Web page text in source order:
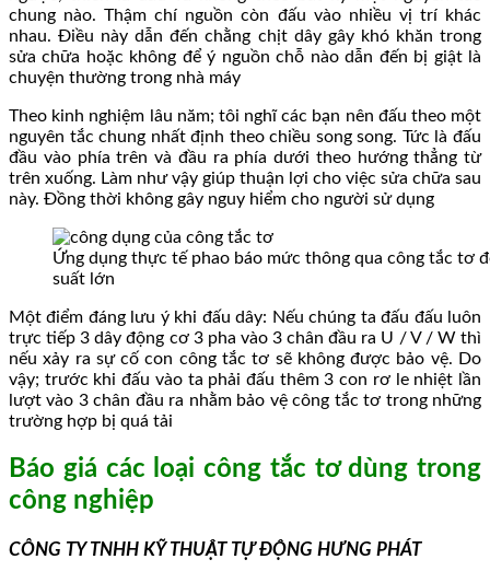
chung nào. Thậm chí nguồn còn đấu vào nhiều vị trí khác
nhau. Điều này dẫn đến chằng chịt dây gây khó khăn trong
sửa chữa hoặc không để ý nguồn chỗ nào dẫn đến bị giật là
chuyện thường trong nhà máy
Theo kinh nghiệm lâu năm; tôi nghĩ các bạn nên đấu theo một
nguyên tắc chung nhất định theo chiều song song. Tức là đấu
đầu vào phía trên và đầu ra phía dưới theo hướng thẳng từ
trên xuống. Làm như vậy giúp thuận lợi cho việc sửa chữa sau
này. Đồng thời không gây nguy hiểm cho người sử dụng
Ứng dụng thực tế phao báo mức thông qua công tắc tơ
suất lớn
Một điểm đáng lưu ý khi đấu dây: Nếu chúng ta đấu đấu luôn
trực tiếp 3 dây động cơ 3 pha vào 3 chân đầu ra U / V / W thì
nếu xảy ra sự cố con công tắc tơ sẽ không được bảo vệ. Do
vậy; trước khi đấu vào ta phải đấu thêm 3 con rơ le nhiệt lần
lượt vào 3 chân đầu ra nhằm bảo vệ công tắc tơ trong những
trường hợp bị quá tải
Báo giá các loại công tắc tơ dùng trong
công nghiệp
CÔNG TY TNHH KỸ THUẬT TỰ ĐỘNG HƯNG PHÁT